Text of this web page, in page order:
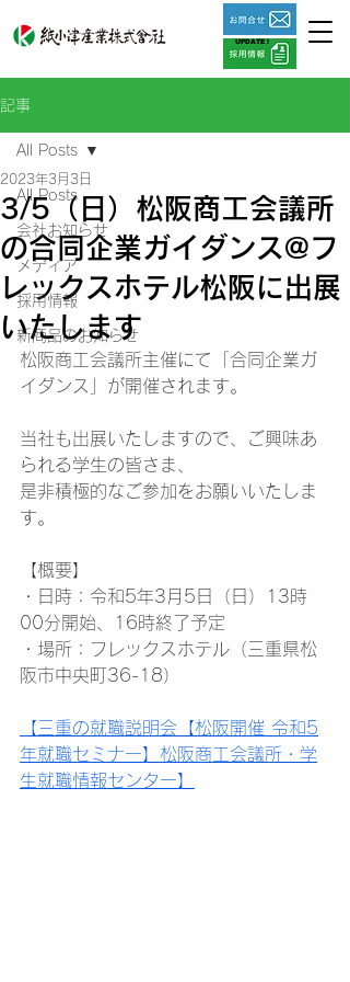
UPDATE !
記事
All Posts
会社お知らせ
メディア
採用情報
新商品のお知らせ
All Posts
3/5（日）松阪商工会議所
の合同企業ガイダンス@フ
レックスホテル松阪に出展
いたします
2023年3月3日
松阪商工会議所主催にて「合同企業ガ
イダンス」が開催されます。
当社も出展いたしますので、ご興味あ
られる学生の皆さま、
是非積極的なご参加をお願いいたしま
す。
【概要】
・日時：令和5年3月5日（日）13時
00分開始、16時終了予定
・場所：フレックスホテル（三重県松
阪市中央町36-18）
【 三重の就職説明会【松阪開催 令和5
年就職セミナー】松阪商工会議所・学
生就職情報センター】